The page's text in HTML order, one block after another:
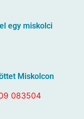
egy miskolci
Miskolcon